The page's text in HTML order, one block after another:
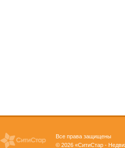
Все права защищены
© 2026 «СитиСтар -